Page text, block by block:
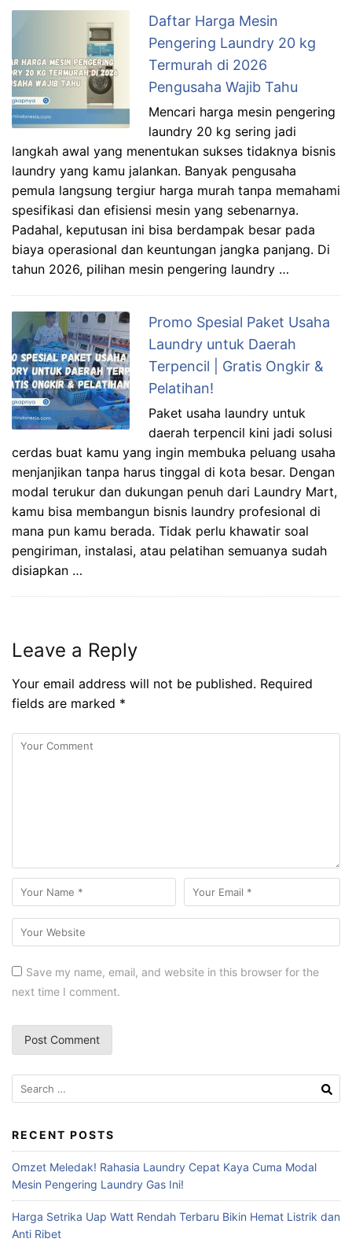
Daftar Harga Mesin
Pengering Laundry 20 kg
Termurah di 2026
Pengusaha Wajib Tahu
Mencari harga mesin pengering
laundry 20 kg sering jadi
langkah awal yang menentukan sukses tidaknya bisnis
laundry yang kamu jalankan. Banyak pengusaha
pemula langsung tergiur harga murah tanpa memahami
spesifikasi dan efisiensi mesin yang sebenarnya.
Padahal, keputusan ini bisa berdampak besar pada
biaya operasional dan keuntungan jangka panjang. Di
tahun 2026, pilihan mesin pengering laundry …
Promo Spesial Paket Usaha
Laundry untuk Daerah
Terpencil | Gratis Ongkir &
Pelatihan!
Paket usaha laundry untuk
daerah terpencil kini jadi solusi
cerdas buat kamu yang ingin membuka peluang usaha
menjanjikan tanpa harus tinggal di kota besar. Dengan
modal terukur dan dukungan penuh dari Laundry Mart,
kamu bisa membangun bisnis laundry profesional di
mana pun kamu berada. Tidak perlu khawatir soal
pengiriman, instalasi, atau pelatihan semuanya sudah
disiapkan …
Leave a Reply
Your email address will not be published. Required
fields are marked *
Save my name, email, and website in this browser for the
next time I comment.
Search
for:
RECENT POSTS
Omzet Meledak! Rahasia Laundry Cepat Kaya Cuma Modal
Mesin Pengering Laundry Gas Ini!
Harga Setrika Uap Watt Rendah Terbaru Bikin Hemat Listrik dan
Anti Ribet